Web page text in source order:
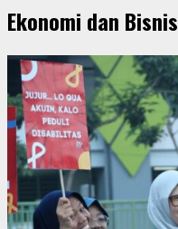
Ekonomi dan Bisnis